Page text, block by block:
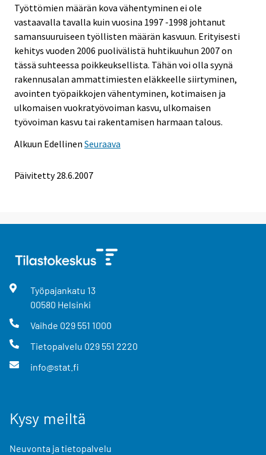
Työttömien määrän kova vähentyminen ei ole
vastaavalla tavalla kuin vuosina 1997 -1998 johtanut
samansuuruiseen työllisten määrän kasvuun. Erityisesti
kehitys vuoden 2006 puolivälistä huhtikuuhun 2007 on
tässä suhteessa poikkeuksellista. Tähän voi olla syynä
rakennusalan ammattimiesten eläkkeelle siirtyminen,
avointen työpaikkojen vähentyminen, kotimaisen ja
ulkomaisen vuokratyövoiman kasvu, ulkomaisen
työvoiman kasvu tai rakentamisen harmaan talous.
Alkuun Edellinen Seuraava
Päivitetty28.6.2007
Työpajankatu 13
00580 Helsinki
Vaihde 029 551 1000
Tietopalvelu 029 551 2220
info@stat.fi
Kysy meiltä
Neuvonta ja tietopalvelu